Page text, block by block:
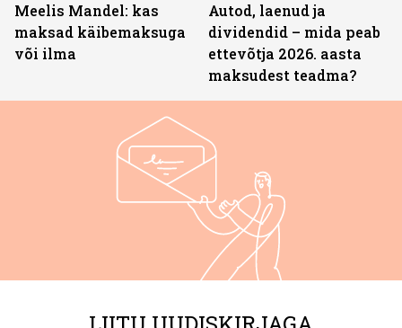
Meelis Mandel: kas
maksad käibemaksuga
või ilma
Autod, laenud ja
dividendid – mida peab
ettevõtja 2026. aasta
maksudest teadma?